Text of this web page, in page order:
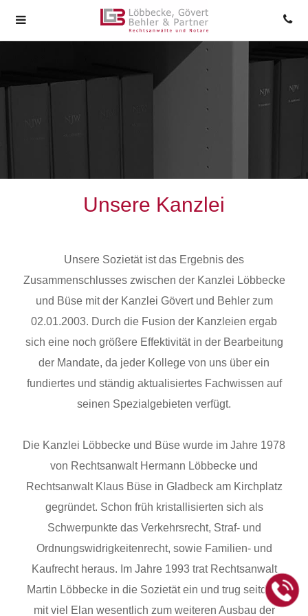
Unsere Kanzlei
Unsere Sozietät ist das Ergebnis des
Zusammenschlusses zwischen der Kanzlei Löbbecke
und Büse mit der Kanzlei Gövert und Behler zum
02.01.2003. Durch die Fusion der Kanzleien ergab
sich eine noch größere Effektivität in der Bearbeitung
der Mandate, da jeder Kollege von uns über ein
fundiertes und ständig aktualisiertes Fachwissen auf
seinen Spezialgebieten verfügt.
Die Kanzlei Löbbecke und Büse wurde im Jahre 1978
von Rechtsanwalt Hermann Löbbecke und
Rechtsanwalt Klaus Büse in Gladbeck am Kirchplatz
gegründet. Schon früh kristallisierten sich als
Schwerpunkte das Verkehrsrecht, Straf- und
Ordnungswidrigkeitenrecht, sowie Familien- und
Kaufrecht heraus. Im Jahre 1993 trat Rechtsanwalt
Martin Löbbecke in die Sozietät ein und trug seitdem
mit viel Elan wesentlich zum weiteren Ausbau der